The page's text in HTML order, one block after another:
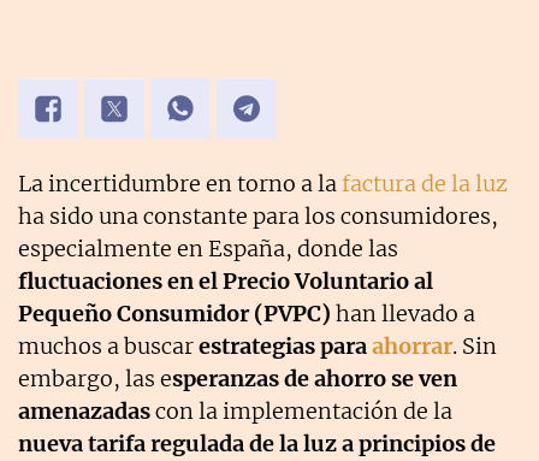
La incertidumbre en torno a lafactura de la luz
ha sido una constante para los consumidores,
especialmente en España, donde las
fluctuaciones en el Precio Voluntario al
Pequeño Consumidor (PVPC) han llevado a
muchos a buscarestrategias paraahorrar. Sin
embargo, las esperanzas de ahorro se ven
amenazadascon la implementación de la
nueva tarifa regulada de la luz a principios de